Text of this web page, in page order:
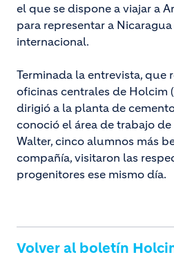
el que se dispone a viajar a
para representar a
internacional.
Terminada la entrevista, que
oficinas centrales de Holcim
dirigió a la planta de
conoció el área de trabajo
Walter, cinco alumnos más
compañía, visitaron las
progenitores ese mismo día.
Volver al boletín